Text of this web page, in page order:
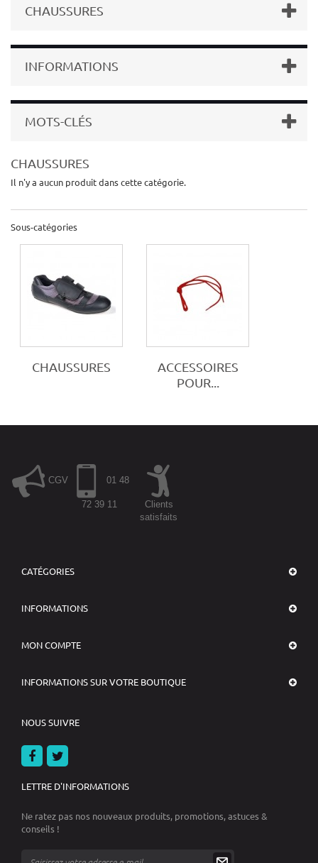
CHAUSSURES
INFORMATIONS
MOTS-CLÉS
CHAUSSURES
Il n'y a aucun produit dans cette catégorie.
Sous-catégories
CHAUSSURES
ACCESSOIRES
POUR...
CGV 01 48
72 39 11
Clients
satisfaits
CATÉGORIES
INFORMATIONS
MON COMPTE
INFORMATIONS SUR VOTRE BOUTIQUE
NOUS SUIVRE
LETTRE D'INFORMATIONS
Ne ratez pas nos nouveaux produits, promotions, astuces &
conseils !